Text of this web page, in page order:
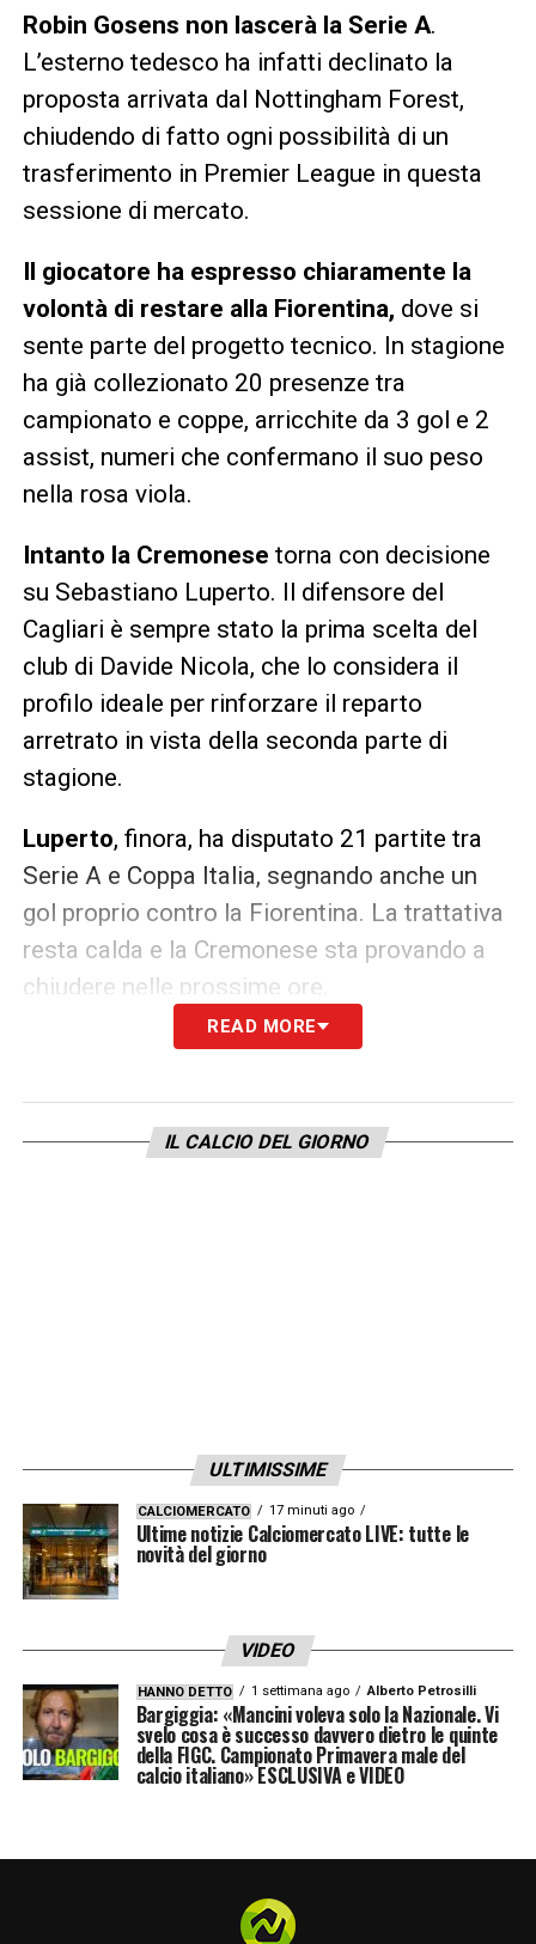
Robin Gosens non lascerà la Serie A.
L’esterno tedesco ha infatti declinato la
proposta arrivata dal Nottingham Forest,
chiudendo di fatto ogni possibilità di un
trasferimento in Premier League in questa
sessione di mercato.
Il giocatore ha espresso chiaramente la
volontà di restare alla Fiorentina, dove si
sente parte del progetto tecnico. In stagione
ha già collezionato 20 presenze tra
campionato e coppe, arricchite da 3 gol e 2
assist, numeri che confermano il suo peso
nella rosa viola.
Intanto la Cremonese torna con decisione
su Sebastiano Luperto. Il difensore del
Cagliari è sempre stato la prima scelta del
club di Davide Nicola, che lo considera il
profilo ideale per rinforzare il reparto
arretrato in vista della seconda parte di
stagione.
Luperto, finora, ha disputato 21 partite tra
Serie A e Coppa Italia, segnando anche un
gol proprio contro la Fiorentina. La trattativa
resta calda e la Cremonese sta provando a
chiudere nelle prossime ore.
Capitolo Roma:il club giallorosso e il Bayern
documenti per l’operazioneZaragoza
giocatore è atteso in serata per le visite
fissato tra 2.5 e 3 milioni, e sarà a Milano
nella giornata di lunedì 2 febbraio.
Juventus
, invece, le ultime ore di mercato si
trasformano in una corsa contro il tempo: la
e il nome nuovo è quello di Alexander
Sorloth, attaccante dell’Atlético Madrid finito
nelle valutazioni della dirigenza bianconera.
READ MORE
IL CALCIO DEL GIORNO
ULTIMISSIME
CALCIOMERCATO 17 minuti ago
Ultime notizie Calciomercato LIVE: tutte le
novità del giorno
VIDEO
HANNO DETTO 1 settimana ago Alberto Petrosilli
Bargiggia: «Mancini voleva solo la Nazionale. Vi
svelo cosa è successo davvero dietro le quinte
della FIGC. Campionato Primavera male del
calcio italiano» ESCLUSIVA e VIDEO